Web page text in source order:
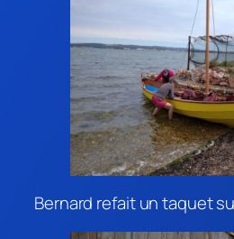
Bernard refait un taquet